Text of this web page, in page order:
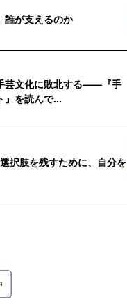
誰が支えるのか
芸文化に敗北する——『手
』を読んで...
択肢を残すために、自分を